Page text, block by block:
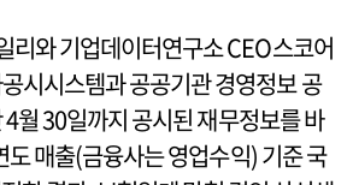
리와 기업데이터연구소 CEO스코어
시시스템과 공공기관 경영정보 공
월 30일까지 공시된 재무정보를 바
매출(금융사는 영업수익) 기준 국